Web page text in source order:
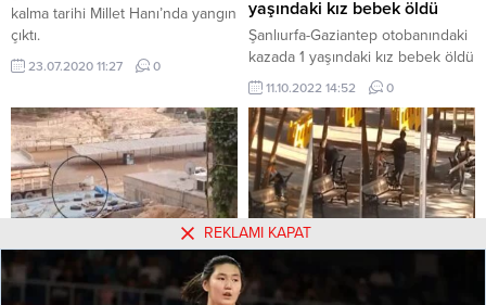
kalma tarihi Millet Hanı’nda yangın
çıktı.
23.07.2020 11:27 0
yaşındaki kız bebek öldü
Şanlıurfa-Gaziantep otobanındaki
kazada 1 yaşındaki kız bebek öldü
11.10.2022 14:52 0
Şanlıurfa’da silahlı çatışma: 1
ölü
Sonunda Bunu Da Çaldılar
Sonunda Bunu Da Çaldılar
REKLAMI KAPAT